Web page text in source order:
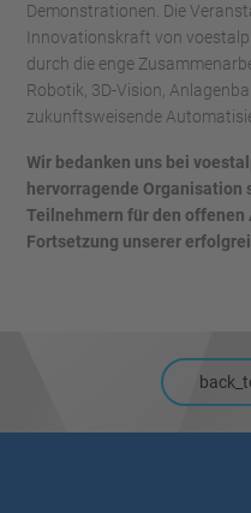
Demonstrationen. Die
Innovationskraft von
durch die enge
Robotik, 3D-Vision,
zukunftsweisende
Wir bedanken uns bei
hervorragende Organisation
Teilnehmern für den offenen
Fortsetzung unserer